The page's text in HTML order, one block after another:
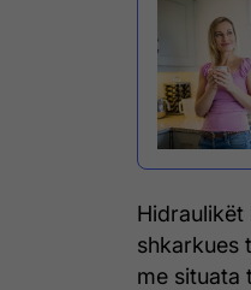
Hidraulikët
shkarkues
me situata